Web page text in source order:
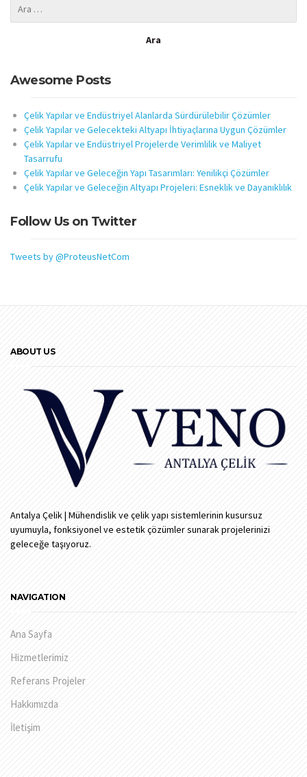
Awesome Posts
Çelik Yapılar ve Endüstriyel Alanlarda Sürdürülebilir Çözümler
Çelik Yapılar ve Gelecekteki Altyapı İhtiyaçlarına Uygun Çözümler
Çelik Yapılar ve Endüstriyel Projelerde Verimlilik ve Maliyet
Tasarrufu
Çelik Yapılar ve Geleceğin Yapı Tasarımları: Yenilikçi Çözümler
Çelik Yapılar ve Geleceğin Altyapı Projeleri: Esneklik ve Dayanıklılık
Follow Us on Twitter
Tweets by @ProteusNetCom
ABOUT US
Antalya Çelik | Mühendislik ve çelik yapı sistemlerinin kusursuz
uyumuyla, fonksiyonel ve estetik çözümler sunarak projelerinizi
geleceğe taşıyoruz.
NAVIGATION
Ana Sayfa
Hizmetlerimiz
Referans Projeler
Hakkımızda
İletişim